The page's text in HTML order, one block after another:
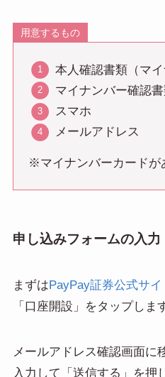
用意するもの
本人確認書類（マ
マイナンバー確認
スマホ
メールアドレス
※マイナンバーカードが
申し込みフォームの入力
まずは PayPay証券公式サイ
「口座開設」をタップしま
メールアドレス確認画面に
入力して「送信する」を押